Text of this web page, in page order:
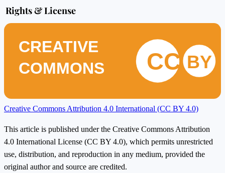
Rights & License
CREATIVE
COMMONS
CC BY
Creative Commons Attribution 4.0 International (CC BY 4.0)
This article is published under the Creative Commons Attribution
4.0 International License (CC BY 4.0), which permits unrestricted
use, distribution, and reproduction in any medium, provided the
original author and source are credited.